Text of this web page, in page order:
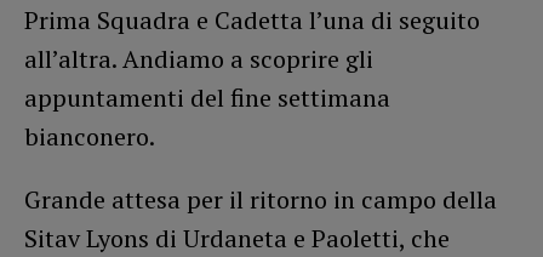
Prima Squadra e Cadetta l’una di seguito
all’altra. Andiamo a scoprire gli
appuntamenti del fine settimana
bianconero.
Grande attesa per il ritorno in campo della
Sitav Lyons di Urdaneta e Paoletti, che